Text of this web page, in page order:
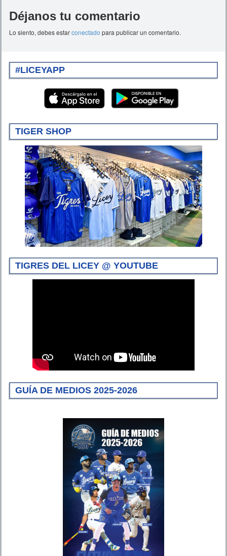
Déjanos tu comentario
Lo siento, debes estarconectado para publicar un comentario.
#LICEYAPP
TIGER SHOP
TIGRES DEL LICEY @ YOUTUBE
GUÍA DE MEDIOS 2025-2026